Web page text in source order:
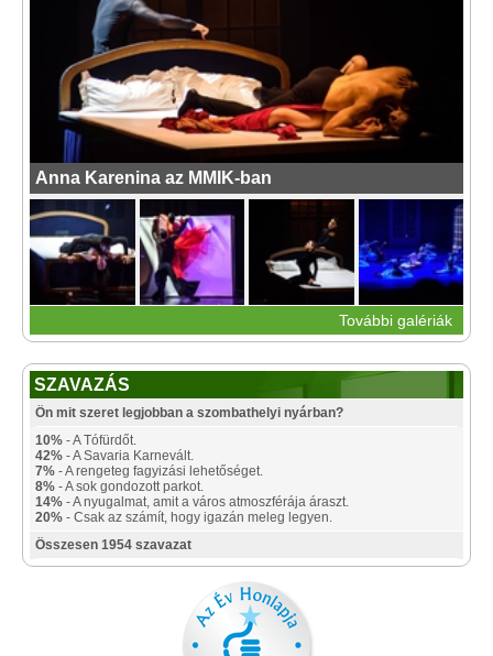
Anna Karenina az MMIK-ban
További galériák
SZAVAZÁS
Ön mit szeret legjobban a szombathelyi nyárban?
10% - A Tófürdőt.
42% - A Savaria Karnevált.
7% - A rengeteg fagyizási lehetőséget.
8% - A sok gondozott parkot.
14% - A nyugalmat, amit a város atmoszférája áraszt.
20% - Csak az számít, hogy igazán meleg legyen.
Összesen 1954 szavazat